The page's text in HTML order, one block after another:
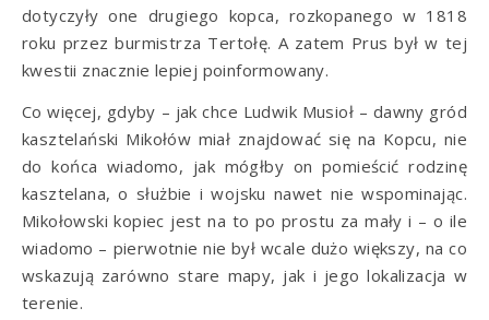
dotyczyły one drugiego kopca, rozkopanego w 1818
roku przez burmistrza Tertołę. A zatem Prus był w tej
kwestii znacznie lepiej poinformowany.
Co więcej, gdyby – jak chce Ludwik Musioł – dawny gród
kasztelański Mikołów miał znajdować się na Kopcu, nie
do końca wiadomo, jak mógłby on pomieścić rodzinę
kasztelana, o służbie i wojsku nawet nie wspominając.
Mikołowski kopiec jest na to po prostu za mały i – o ile
wiadomo – pierwotnie nie był wcale dużo większy, na co
wskazują zarówno stare mapy, jak i jego lokalizacja w
terenie.